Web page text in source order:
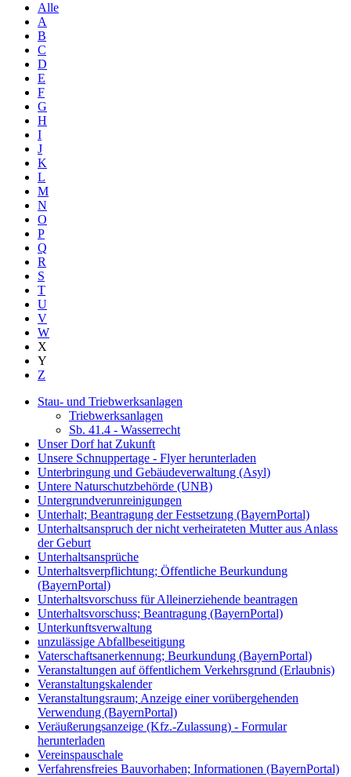
Alle
A
B
C
D
E
F
G
H
I
J
K
L
M
N
O
P
Q
R
S
T
U
V
W
X
Y
Z
Stau- und Triebwerksanlagen
Triebwerksanlagen
Sb. 41.4 - Wasserrecht
Unser Dorf hat Zukunft
Unsere Schnuppertage - Flyer herunterladen
Unterbringung und Gebäudeverwaltung (Asyl)
Untere Naturschutzbehörde (UNB)
Untergrundverunreinigungen
Unterhalt; Beantragung der Festsetzung (BayernPortal)
Unterhaltsanspruch der nicht verheirateten Mutter aus Anlass
der Geburt
Unterhaltsansprüche
Unterhaltsverpflichtung; Öffentliche Beurkundung
(BayernPortal)
Unterhaltsvorschuss für Alleinerziehende beantragen
Unterhaltsvorschuss; Beantragung (BayernPortal)
Unterkunftsverwaltung
unzulässige Abfallbeseitigung
Vaterschaftsanerkennung; Beurkundung (BayernPortal)
Veranstaltungen auf öffentlichem Verkehrsgrund (Erlaubnis)
Veranstaltungskalender
Veranstaltungsraum; Anzeige einer vorübergehenden
Verwendung (BayernPortal)
Veräußerungsanzeige (Kfz.-Zulassung) - Formular
herunterladen
Vereinspauschale
Verfahrensfreies Bauvorhaben; Informationen (BayernPortal)